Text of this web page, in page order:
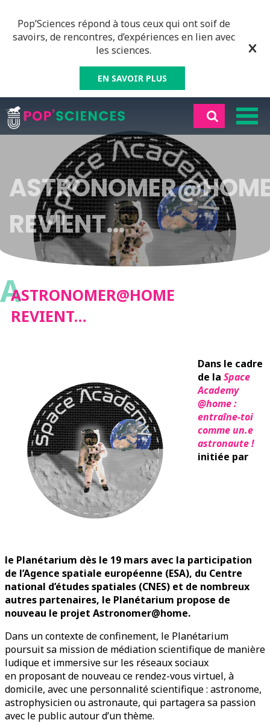
Pop’Sciences répond à tous ceux qui ont soif de
savoirs, de rencontres, d’expériences en lien avec
les sciences.
EN SAVOIR PLUS
REVIENT…
AASTRONOMER@HOME
REVIENT…
Dans le cadre
de la Space
Academy
@home :
entraîne-toi
comme un.e
astronaute !
initiée par
le Planétarium dès le 19 mars avec la participation
de l’Agence spatiale européenne (ESA), du Centre
national d’études spatiales (CNES) et de nombreux
autres partenaires, le Planétarium propose de
nouveau le projet Astronomer@home.
Dans un contexte de confinement, le Planétarium
poursuit sa mission de médiation scientifique de manière
ludique et immersive sur les réseaux sociaux
en proposant de nouveau ce rendez-vous virtuel, à
domicile, avec une personnalité scientifique : astronome,
astrophysicien ou astronaute, qui partagera sa passion
avec le public autour d’un thème.